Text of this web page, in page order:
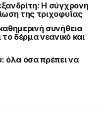
Η σύγχρονη
της τριχοφυΐας
συνήθεια
δέρμα νεανικό και
όλα όσα πρέπει να